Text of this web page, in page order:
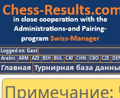
Logged on: Gast
Arabic ARM AZE BIH BUL CAT CHN CRO CZE
Главная Турнирная база
Примечание: